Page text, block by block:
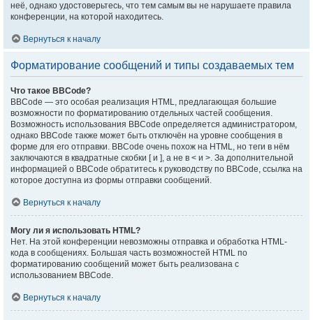
неё, однако удостоверьтесь, что тем самым вы не нарушаете правила
конференции, на которой находитесь.
Вернуться к началу
Форматирование сообщений и типы создаваемых тем
Что такое BBCode?
BBCode — это особая реализация HTML, предлагающая большие
возможности по форматированию отдельных частей сообщения.
Возможность использования BBCode определяется администратором,
однако BBCode также может быть отключён на уровне сообщения в
форме для его отправки. BBCode очень похож на HTML, но теги в нём
заключаются в квадратные скобки [ и ], а не в < и >. За дополнительной
информацией о BBCode обратитесь к руководству по BBCode, ссылка на
которое доступна из формы отправки сообщений.
Вернуться к началу
Могу ли я использовать HTML?
Нет. На этой конференции невозможны отправка и обработка HTML-
кода в сообщениях. Большая часть возможностей HTML по
форматированию сообщений может быть реализована с
использованием BBCode.
Вернуться к началу